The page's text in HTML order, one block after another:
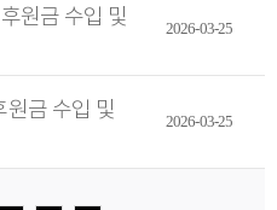
원금 수입 및
2026-03-25
원금 수입 및
2026-03-25